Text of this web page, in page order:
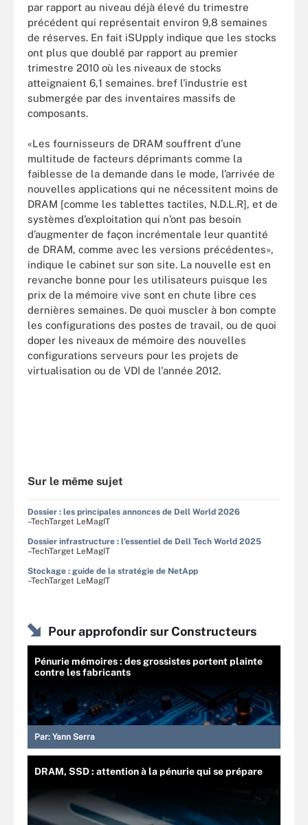
par rapport au niveau déjà élevé du trimestre
précédent qui représentait environ 9,8 semaines
de réserves. En fait iSUpply indique que les stocks
ont plus que doublé par rapport au premier
trimestre 2010 où les niveaux de stocks
atteignaient 6,1 semaines. bref l'industrie est
submergée par des inventaires massifs de
composants.
«Les fournisseurs de DRAM souffrent d’une
multitude de facteurs déprimants comme la
faiblesse de la demande dans le mode, l’arrivée de
nouvelles applications qui ne nécessitent moins de
DRAM [comme les tablettes tactiles, N.D.L.R], et de
systèmes d’exploitation qui n’ont pas besoin
d’augmenter de façon incrémentale leur quantité
de DRAM, comme avec les versions précédentes»,
indique le cabinet sur son site. La nouvelle est en
revanche bonne pour les utilisateurs puisque les
prix de la mémoire vive sont en chute libre ces
dernières semaines. De quoi muscler à bon compte
les configurations des postes de travail, ou de quoi
doper les niveaux de mémoire des nouvelles
configurations serveurs pour les projets de
virtualisation ou de VDI de l'année 2012.
Sur le même sujet
Dossier : les principales annonces de Dell World 2026
–TechTarget LeMagIT
Dossier infrastructure : l'essentiel de Dell Tech World 2025
–TechTarget LeMagIT
Stockage : guide de la stratégie de NetApp
–TechTarget LeMagIT
Pour approfondir sur Constructeurs
Pénurie mémoires : des grossistes portent plainte
contre les fabricants
Par: Yann Serra
DRAM, SSD : attention à la pénurie qui se prépare